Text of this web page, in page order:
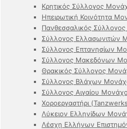
Κρητικός Σύλλογος
Ηπειρωτική Κοινότητα
Πανθεσσαλικός
Σύλλογος Ελλασωνιτών
Σύλλογος Επτανησίων
Σύλλογος Μακεδόνων
Θρακικός Σύλλογος
Σύλλογος Βλάχων
Σύλλογος Αιγαίου
Χοροεργαστήρι
Λύκειον Ελληνίδων
Λέσχη Ελλήνων